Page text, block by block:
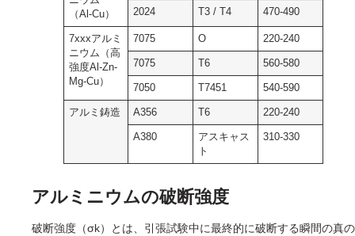
（Al-Cu）
2024 T3 / T4 470-490
7xxxアルミ
ニウム（高
強度Al-Zn-
Mg-Cu）
7075 O 220-240
7075 T6 560-580
7050 T7451 540-590
アルミ鋳造 A356 T6 220-240
A380
アスキャス
ト
310-330
アルミニウムの破断強度
破断強度（σk）とは、引張試験中に最終的に破断する瞬間の真の